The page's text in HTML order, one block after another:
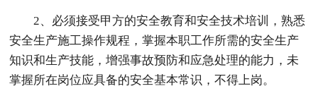
2、必须接受甲方的安全教育和安全技术培训，熟悉
安全生产施工操作规程，掌握本职工作所需的安全生产
知识和生产技能，增强事故预防和应急处理的能力，未
掌握所在岗位应具备的安全基本常识，不得上岗。